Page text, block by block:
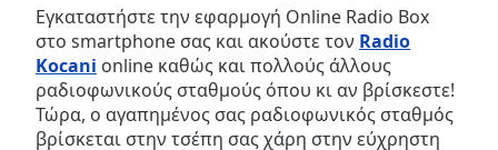
Skip
Backward
Skip
Forward
Mute
Current
Time0:00
Εγκαταστήστε την εφαρμογή Online Radio Box
στο smartphone σας και ακούστε τον Radio
Kocani online καθώς και πολλούς άλλους
ραδιοφωνικούς σταθμούς όπου κι αν βρίσκεστε!
Τώρα, ο αγαπημένος σας ραδιοφωνικός σταθμός
βρίσκεται στην τσέπη σας χάρη στην εύχρηστη